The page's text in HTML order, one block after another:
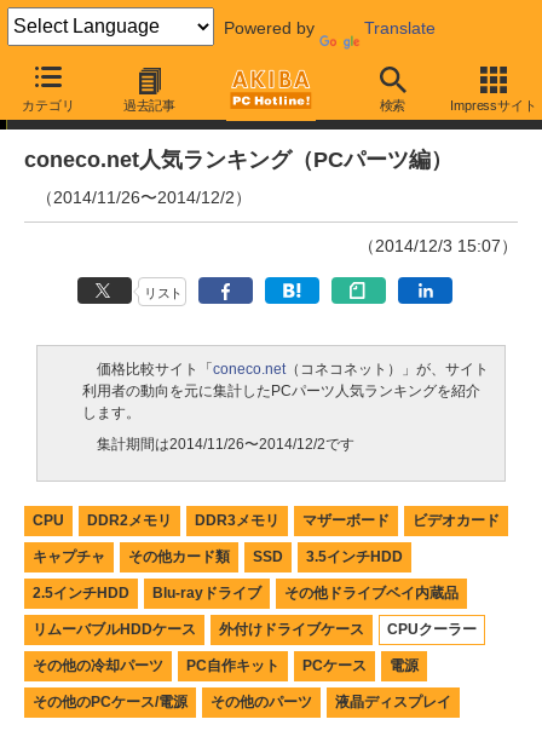
Powered by Translate
カテゴリ 過去記事 検索 Impressサイト
ランキング
coneco.net人気ランキング（PCパーツ編）
（2014/11/26〜2014/12/2）
（2014/12/3 15:07）
リスト
価格比較サイト「 coneco.net（コネコネット）」が、サイト
利用者の動向を元に集計したPCパーツ人気ランキングを紹介
します。
集計期間は2014/11/26〜2014/12/2です
CPU DDR2メモリ DDR3メモリ マザーボード ビデオカード
キャプチャ その他カード類 SSD 3.5インチHDD
2.5インチHDD Blu-rayドライブ その他ドライブベイ内蔵品
リムーバブルHDDケース 外付けドライブケース CPUクーラー
その他の冷却パーツ PC自作キット PCケース 電源
その他のPCケース/電源 その他のパーツ 液晶ディスプレイ